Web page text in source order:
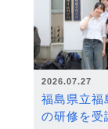
2026.07.27
福島県立福
の研修を受